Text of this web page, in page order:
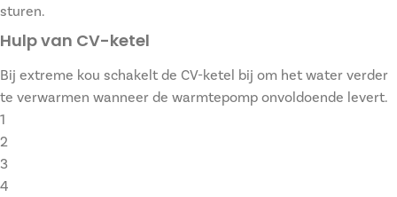
sturen.
Hulp van CV-ketel
Bij extreme kou schakelt de CV-ketel bij om het water verder
te verwarmen wanneer de warmtepomp onvoldoende levert.
1
2
3
4